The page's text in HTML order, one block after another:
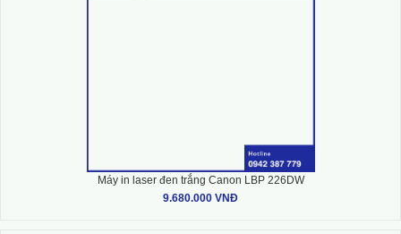
Máy in laser đen trắng Canon LBP 226DW
9.680.000 VNĐ